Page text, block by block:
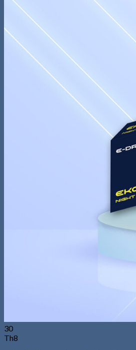
0
Giỏ hàng
Chưa có sản phẩm trong giỏ hàng.
30
Th8